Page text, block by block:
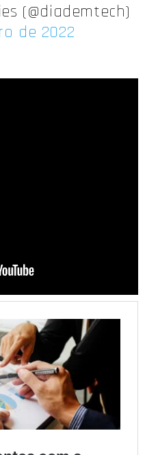
(@diademtech)
de 2022